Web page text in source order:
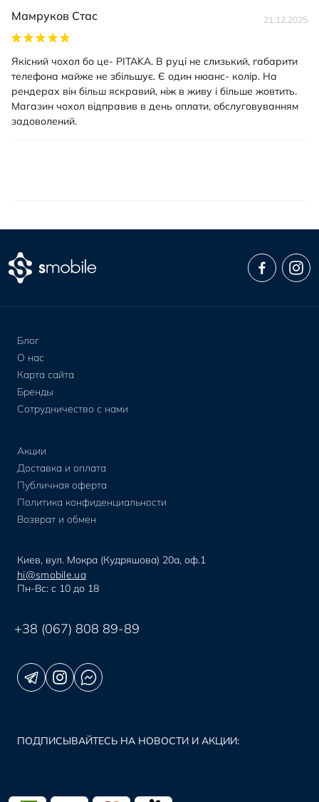
Мамруков Стас 21.12.2025
Якісний чохол бо це- PITAKA. В руці не слизький, габарити
телефона майже не збільшує. Є один нюанс- колір. На
рендерах він більш яскравий, ніж в живу і більше жовтить.
Магазин чохол відправив в день оплати, обслуговуванням
задоволений.
Блог
О нас
Карта сайта
Бренды
Сотрудничество с нами
Акции
Доставка и оплата
Публичная оферта
Политика конфиденциальности
Возврат и обмен
Киев, вул. Мокра (Кудряшова) 20а, оф.1
hi@smobile.ua
Пн-Вс: с 10 до 18
+38 (067) 808 89-89
ПОДПИСЫВАЙТЕСЬ НА НОВОСТИ И АКЦИИ: